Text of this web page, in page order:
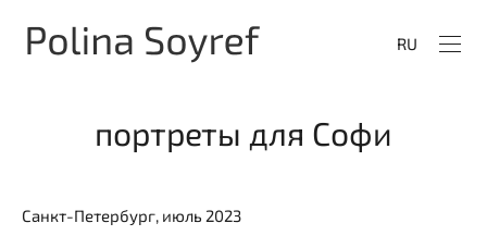
RU
портреты для Софи
Санкт-Петербург, июль 2023